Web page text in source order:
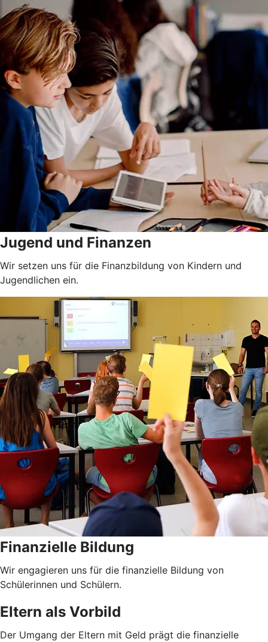
Jugend und Finanzen
Wir setzen uns für die Finanzbildung von Kindern und
Jugendlichen ein.
Finanzielle Bildung
Wir engagieren uns für die finanzielle Bildung von
Schülerinnen und Schülern.
Eltern als Vorbild
Der Umgang der Eltern mit Geld prägt die finanzielle